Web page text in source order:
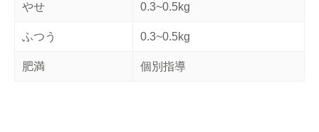
やせ 0.3~0.5kg
ふつう 0.3~0.5kg
肥満 個別指導